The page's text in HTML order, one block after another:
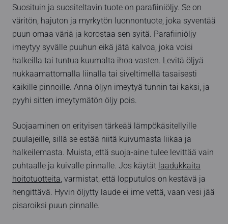
Suosituin ja suositeltavin tuote on parafiiniöljy. Se on
väritön, hajuton ja myrkytön luonnontuote, joka syventää
puun omaa väriä ja korostaa sen syitä. Parafiiniöljy
imeytyy syvälle puuhun eikä jätä kalvoa, joka voisi
halkeilla tai tuntua kuumalta ihoa vasten. Levitä öljyä
nukkaamattomalla liinalla tai siveltimellä tasaisesti
kaikille pinnoille. Anna öljyn imeytyä tunnin tai kaksi, ja
pyyhi sitten imeytymätön öljy pois.
Suojaaminen on erityisen tärkeää lämpökäsitellyille
puulajeille, sillä se estää niitä kuivumasta liikaa ja
halkeilemasta. Muista, että suoja-aine tulee levittää vain
puhtaalle ja kuivalle pinnalle. Jos käytät laadukkaita
hoitotuotteita, varmistat, että lopputulos on kestävä ja
hengittävä. Hyvin öljytty laude ei ime vettä, vaan vesi jää
pisaroiksi puun pinnalle.